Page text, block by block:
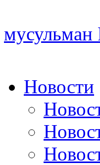
мусульман
Новости